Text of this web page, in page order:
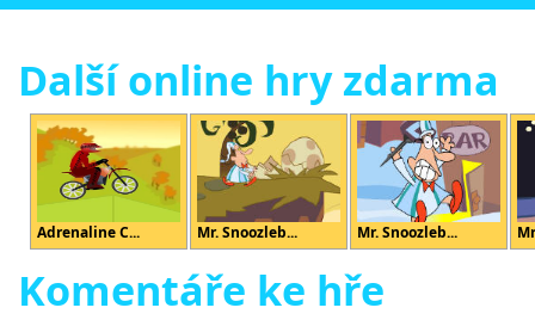
Další online hry zdarma
Adrenaline C... Mr. Snoozleb... Mr. Snoozleb...
Komentáře ke hře